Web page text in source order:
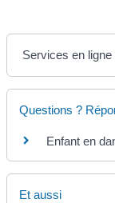
Services en
Questions ?
Enfant en
Et aussi